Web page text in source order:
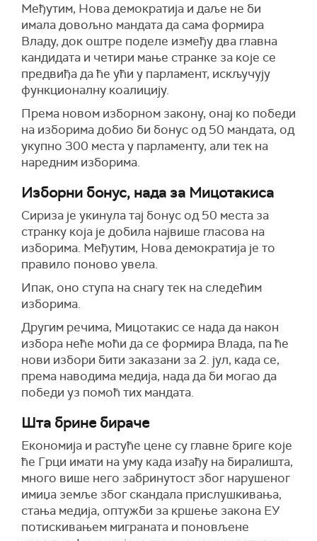
Међутим, Нова демократија и даље не би
имала довољно мандата да сама формира
Владу, док оштре поделе између два главна
кандидата и четири мање странке за које се
предвиђа да ће ући у парламент, искључују
функционалну коалицију.
Према новом изборном закону, онај ко победи
на изборима добио би бонус од 50 мандата, од
укупно 300 места у парламенту, али тек на
наредним изборима.
Изборни бонус, нада за Мицотакиса
Сириза је укинула тај бонус од 50 места за
странку која је добила највише гласова на
изборима. Међутим, Нова демократија је то
правило поново увела.
Ипак, оно ступа на снагу тек на следећим
изборима.
Другим речима, Мицотакис се нада да након
избора неће моћи да се формира Влада, па ће
нови избори бити заказани за 2. јул, када се,
према наводима медија, нада да би могао да
победи уз помоћ тих мандата.
Шта брине бираче
Економија и растуће цене су главне бриге које
ће Грци имати на уму када изађу на биралишта,
много више него забринутост због нарушеног
имиџа земље због скандала прислушкивања,
стања медија, оптужби за кршење закона ЕУ
потискивањем миграната и поновљене